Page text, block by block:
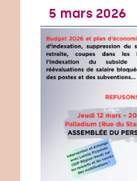
5 mars 2026